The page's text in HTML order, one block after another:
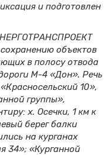
и подготовлен
объектов
в полосу отвода
М-4 «Дон». Речь
10»,
группы»,
х. Осечки, 1 км к
берег балки
на курганах
34»; «Курганной